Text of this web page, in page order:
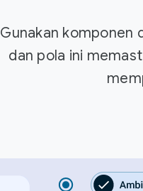
Gunakan komponen
dan pola ini